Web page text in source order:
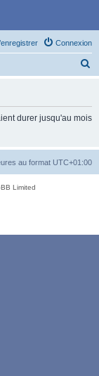
Connexion
c
durer jusqu'au mois
au format UTC+01:00
Limited